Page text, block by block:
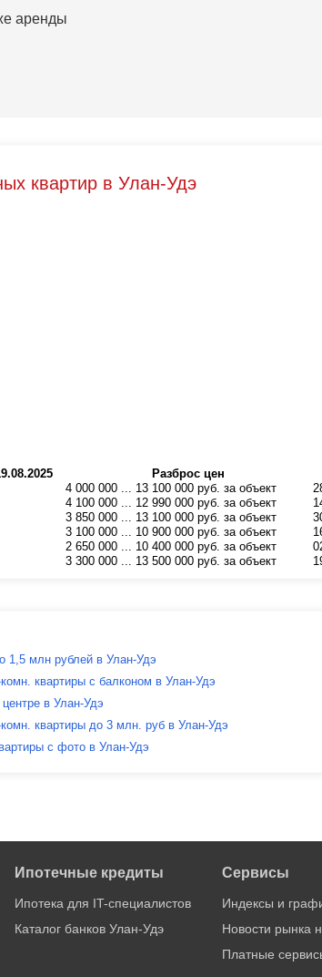
аренды
квартир в Улан-Удэ
Разброс цен
4 000 000 ... 13 100 000 руб. за объект
4 100 000 ... 12 990 000 руб. за объект
3 850 000 ... 13 100 000 руб. за объект
3 100 000 ... 10 900 000 руб. за объект
2 650 000 ... 10 400 000 руб. за объект
3 300 000 ... 13 500 000 руб. за объект
1,5 млн рублей в Улан-Удэ
комн. квартиры с балконом в Улан-Удэ
центре в Улан-Удэ
комн. квартиры до 3 млн. руб в Улан-Удэ
с фото в Улан-Удэ
Ипотечные кредиты
Ипотека для IT-специалистов
Каталог банков Улан-Удэ
Сервисы
Индексы и
Новости рынка
Платные